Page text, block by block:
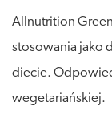
Allnutrition
stosowania jako
diecie.
wegetariańskiej.